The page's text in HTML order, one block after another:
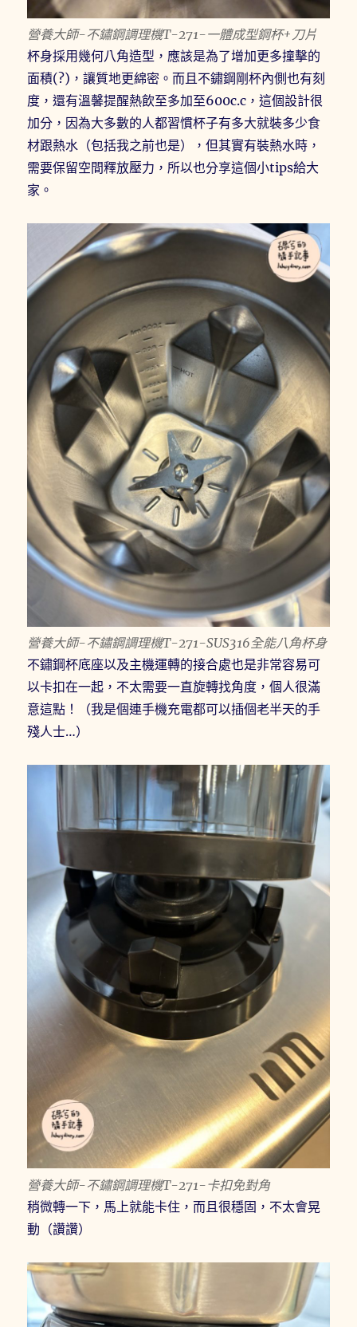
營養大師-不鏽鋼調理機T-271-一體成型鋼杯+刀片
杯身採用幾何八角造型，應該是為了增加更多撞擊的
面積(?)，讓質地更綿密。而且不鏽鋼剛杯內側也有刻
度，還有溫馨提醒熱飲至多加至600c.c，這個設計很
加分，因為大多數的人都習慣杯子有多大就裝多少食
材跟熱水（包括我之前也是），但其實有裝熱水時，
需要保留空間釋放壓力，所以也分享這個小tips給大
家。
營養大師-不鏽鋼調理機T-271-SUS316全能八角杯身
不鏽鋼杯底座以及主機運轉的接合處也是非常容易可
以卡扣在一起，不太需要一直旋轉找角度，個人很滿
意這點！（我是個連手機充電都可以插個老半天的手
殘人士…）
營養大師-不鏽鋼調理機T-271-卡扣免對角
稍微轉一下，馬上就能卡住，而且很穩固，不太會晃
動（讚讚）